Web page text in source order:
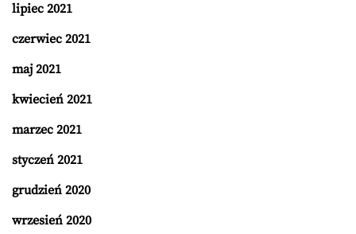
lipiec 2021
czerwiec 2021
maj 2021
kwiecień 2021
marzec 2021
styczeń 2021
grudzień 2020
wrzesień 2020